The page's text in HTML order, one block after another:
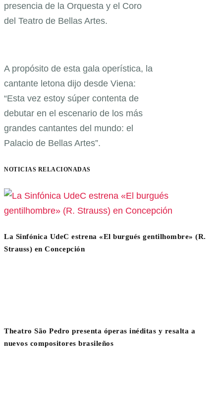
presencia de la Orquesta y el Coro
del Teatro de Bellas Artes.
A propósito de esta gala operística, la
cantante letona dijo desde Viena:
“Esta vez estoy súper contenta de
debutar en el escenario de los más
grandes cantantes del mundo: el
Palacio de Bellas Artes”.
NOTICIAS RELACIONADAS
La Sinfónica UdeC estrena «El burgués gentilhombre» (R.
Strauss) en Concepción
Theatro São Pedro presenta óperas inéditas y resalta a
nuevos compositores brasileños